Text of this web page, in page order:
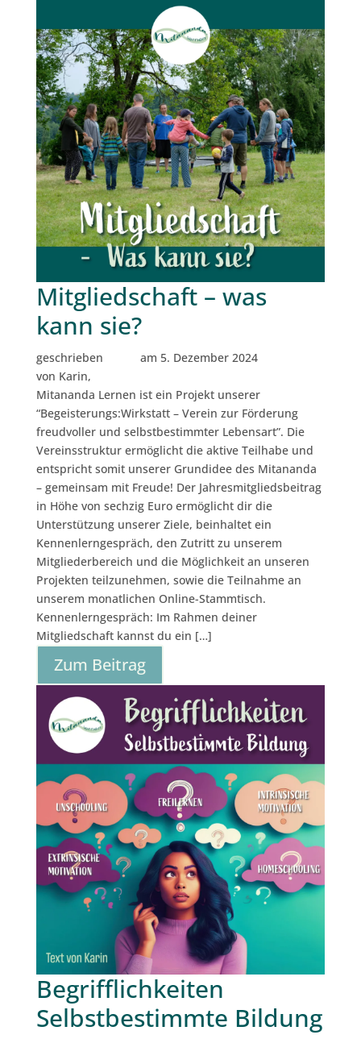
Mitgliedschaft – was
kann sie?
geschrieben
von Karin,
am 5. Dezember 2024
Mitananda Lernen ist ein Projekt unserer
“Begeisterungs:Wirkstatt – Verein zur Förderung
freudvoller und selbstbestimmter Lebensart”. Die
Vereinsstruktur ermöglicht die aktive Teilhabe und
entspricht somit unserer Grundidee des Mitananda
– gemeinsam mit Freude! Der Jahresmitgliedsbeitrag
in Höhe von sechzig Euro ermöglicht dir die
Unterstützung unserer Ziele, beinhaltet ein
Kennenlerngespräch, den Zutritt zu unserem
Mitgliederbereich und die Möglichkeit an unseren
Projekten teilzunehmen, sowie die Teilnahme an
unserem monatlichen Online-Stammtisch.
Kennenlerngespräch: Im Rahmen deiner
Mitgliedschaft kannst du ein […]
Zum Beitrag
Begrifflichkeiten
Selbstbestimmte Bildung